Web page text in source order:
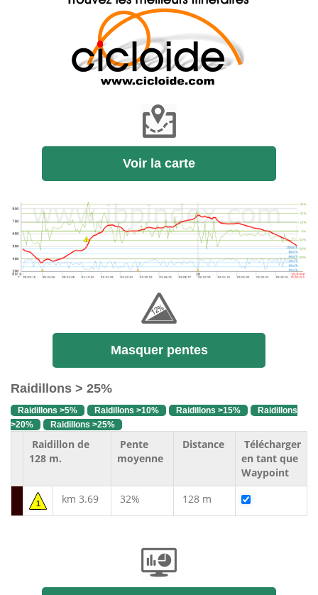
Voir la carte
Masquer pentes
Raidillons > 25%
Raidillons >5% Raidillons >10% Raidillons >15%
Raidillons
>20%
Raidillons >25%
Raidillon de
128 m.
Pente
moyenne
Distance
Télécharger
en tant que
Waypoint
1 km 3.69 32% 128 m